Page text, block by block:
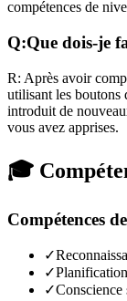
compétences de
Q:Que dois-je
R: Après avoir
utilisant les boutons
introduit de
vous avez apprises.
🎓
Compétences
✓
✓
✓Conscience